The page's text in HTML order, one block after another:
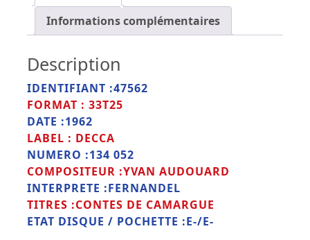
Informations complémentaires
Description
IDENTIFIANT :47562
FORMAT : 33T25
DATE :1962
LABEL : DECCA
NUMERO :134 052
COMPOSITEUR :YVAN AUDOUARD
INTERPRETE :FERNANDEL
TITRES :CONTES DE CAMARGUE
ETAT DISQUE / POCHETTE :E-/E-